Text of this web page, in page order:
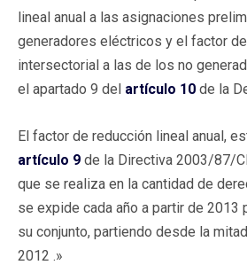
lineal anual a las asignaciones
generadores eléctricos y el factor
intersectorial a las de los no
el apartado 9 del artículo 10 de la
El factor de reducción lineal anual,
artículo 9 de la Directiva 2003/87/
que se realiza en la cantidad de
se expide cada año a partir de 2013
su conjunto, partiendo desde la
2012 .»